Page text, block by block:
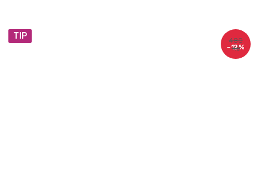
TIP
480
Kč
–12 %